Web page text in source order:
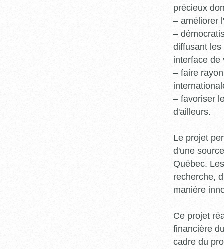
précieux
– améliorer
–
diffusant
interface de
– faire
– favoriser
d'ailleurs.
Le projet
d'une
Québec.
recherche,
manière
Ce projet
financière
cadre du